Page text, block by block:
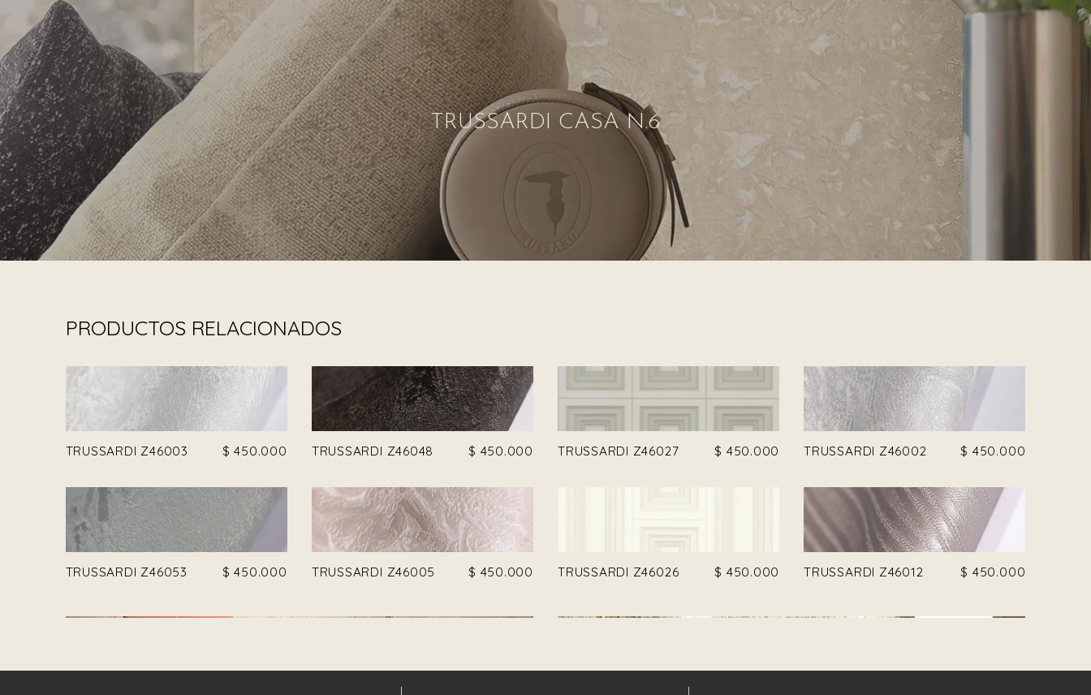
TRUSSARDI CASA N.6
PRODUCTOS RELACIONADOS
TRUSSARDI Z46003 $ 450.000 TRUSSARDI Z46048 $ 450.000 TRUSSARDI Z46027 $ 450.000 TRUSSARDI Z46002 $ 450.000
TRUSSARDI Z46053 $ 450.000 TRUSSARDI Z46005 $ 450.000 TRUSSARDI Z46026 $ 450.000 TRUSSARDI Z46012 $ 450.000